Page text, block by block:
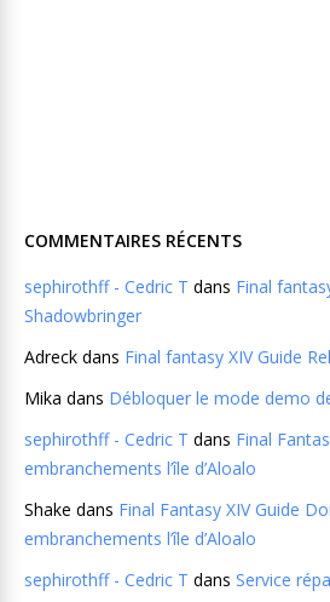
COMMENTAIRES RÉCENTS
sephirothff - Cedric T dans Final
Shadowbringer
Adreck dans Final fantasy XIV Guide
Mika dans Débloquer le mode demo
sephirothff - Cedric T dans Final
embranchements l’île d’Aloalo
Shake dans Final Fantasy XIV Guide
embranchements l’île d’Aloalo
sephirothff - Cedric T dans Service